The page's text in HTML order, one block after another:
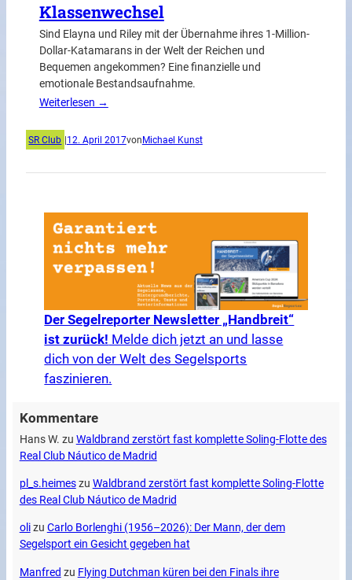
Klassenwechsel
Sind Elayna und Riley mit der Übernahme ihres 1-Million-
Dollar-Katamarans in der Welt der Reichen und
Bequemen angekommen? Eine finanzielle und
emotionale Bestandsaufnahme.
Weiterlesen →
SR Club |12. April 2017vonMichael Kunst
Der Segelreporter Newsletter „Handbreit“
ist zurück! Melde dich jetzt an und lasse
dich von der Welt des Segelsports
faszinieren.
Kommentare
Hans W. zu Waldbrand zerstört fast komplette Soling-Flotte des
Real Club Náutico de Madrid
pl_s.heimeszu Waldbrand zerstört fast komplette Soling-Flotte
des Real Club Náutico de Madrid
olizu Carlo Borlenghi (1956–2026): Der Mann, der dem
Segelsport ein Gesicht gegeben hat
Manfred zu Flying Dutchman küren bei den Finals ihre